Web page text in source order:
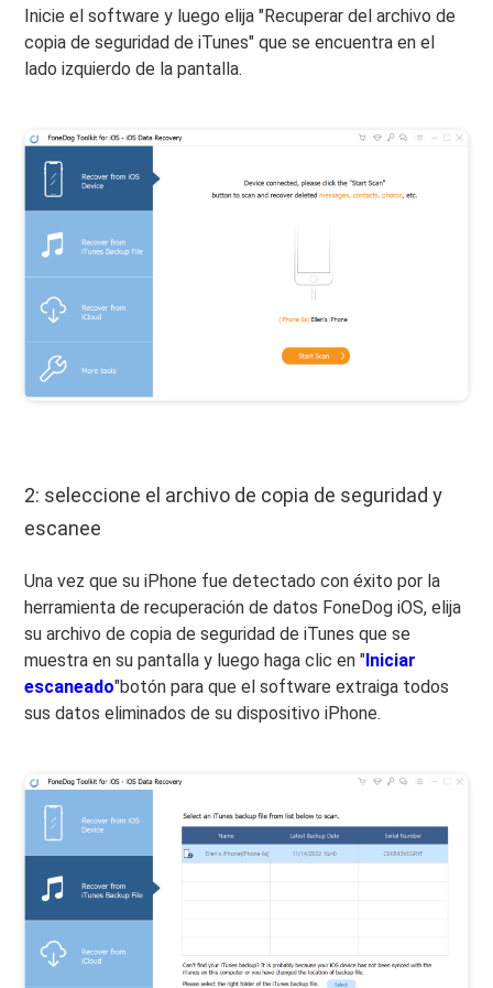
Inicie el software y luego elija "Recuperar del archivo de
copia de seguridad de iTunes" que se encuentra en el
lado izquierdo de la pantalla.
2: seleccione el archivo de copia de seguridad y
escanee
Una vez que su iPhone fue detectado con éxito por la
herramienta de recuperación de datos FoneDog iOS, elija
su archivo de copia de seguridad de iTunes que se
muestra en su pantalla y luego haga clic en " Iniciar
escaneado"botón para que el software extraiga todos
sus datos eliminados de su dispositivo iPhone.